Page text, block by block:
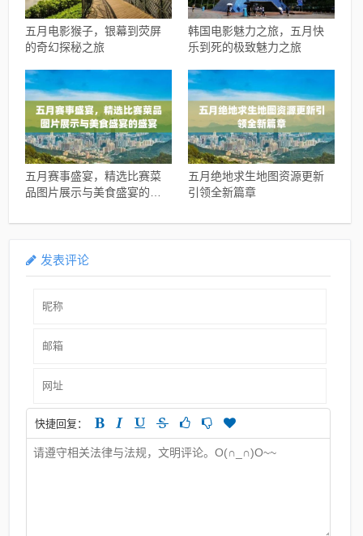
五月电影猴子，银幕到荧屏
的奇幻探秘之旅
韩国电影魅力之旅，五月快
乐到死的极致魅力之旅
五月赛事盛宴，精选比赛菜
品图片展示与美食盛宴的盛
五月绝地求生地图资源更新
引领全新篇章
发表评论
快捷回复：